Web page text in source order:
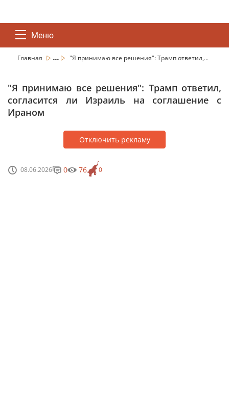
Меню
Главная ... "Я принимаю все решения": Трамп ответил,...
"Я принимаю все решения": Трамп ответил,
согласится ли Израиль на соглашение с
Ираном
Отключить рекламу
08.06.2026 0
0 76